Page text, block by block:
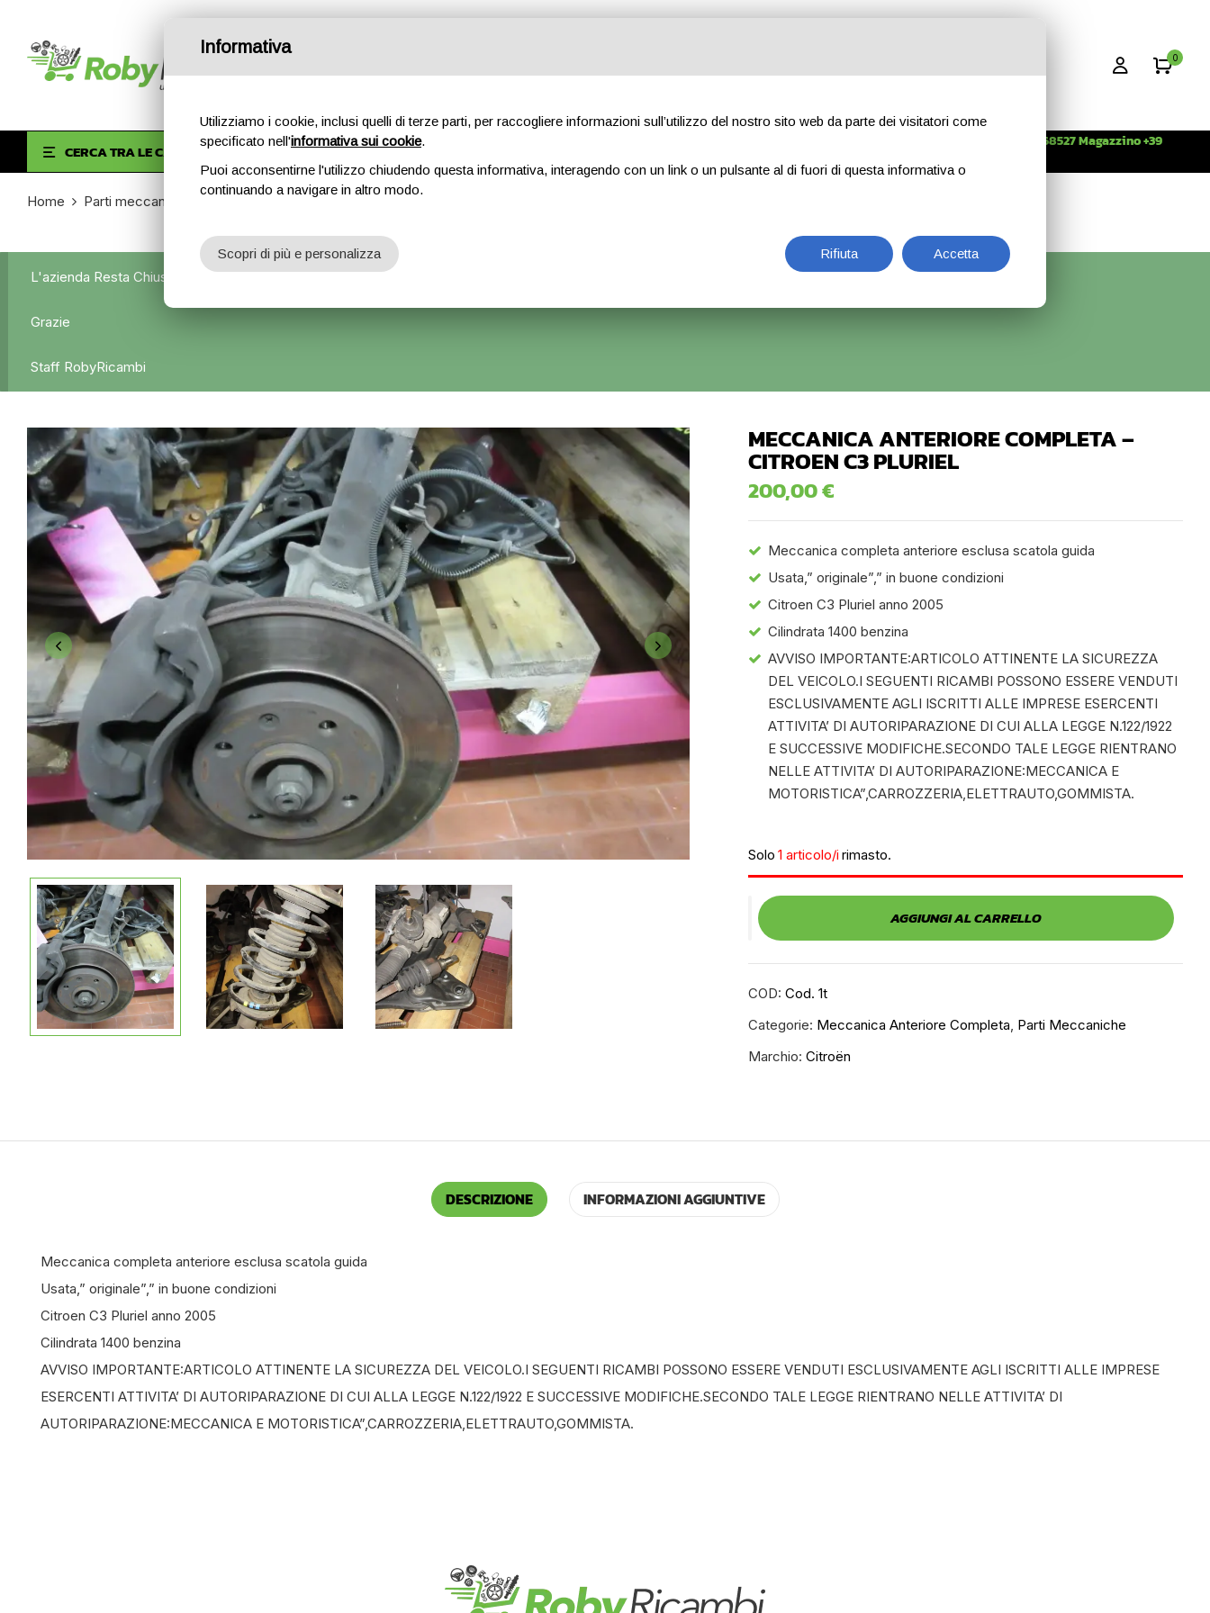
0
CERCA TRA LE CATEGORIE HOME
Info +39 3396268527 Magazzino +39
Home Parti meccaniche Meccanica anteriore completa
L'azienda Resta Chiusa Dal 5.08 Al 31.08 Qualsiasi Ordine Verrà Accettato Ma La Spedizione Ripartirà Dal 1 Settembre.
Grazie
Staff RobyRicambi
MECCANICA ANTERIORE COMPLETA –
CITROEN C3 PLURIEL
200,00€
Meccanica completa anteriore esclusa scatola guida
Usata,” originale”,” in buone condizioni
Citroen C3 Pluriel anno 2005
Cilindrata 1400 benzina
AVVISO IMPORTANTE:ARTICOLO ATTINENTE LA SICUREZZA
DEL VEICOLO.I SEGUENTI RICAMBI POSSONO ESSERE VENDUTI
ESCLUSIVAMENTE AGLI ISCRITTI ALLE IMPRESE ESERCENTI
ATTIVITA’ DI AUTORIPARAZIONE DI CUI ALLA LEGGE N.122/1922
E SUCCESSIVE MODIFICHE.SECONDO TALE LEGGE RIENTRANO
NELLE ATTIVITA’ DI AUTORIPARAZIONE:MECCANICA E
MOTORISTICA”,CARROZZERIA,ELETTRAUTO,GOMMISTA.
Solo 1 articolo/i rimasto.
AGGIUNGI AL CARRELLO
COD:Cod. 1t
Categorie: Meccanica Anteriore Completa Parti Meccaniche
Marchio:Citroën
DESCRIZIONE INFORMAZIONI AGGIUNTIVE
Meccanica completa anteriore esclusa scatola guida
Usata,” originale”,” in buone condizioni
Citroen C3 Pluriel anno 2005
Cilindrata 1400 benzina
AVVISO IMPORTANTE:ARTICOLO ATTINENTE LA SICUREZZA DEL VEICOLO.I SEGUENTI RICAMBI POSSONO ESSERE VENDUTI ESCLUSIVAMENTE AGLI ISCRITTI ALLE IMPRESE
ESERCENTI ATTIVITA’ DI AUTORIPARAZIONE DI CUI ALLA LEGGE N.122/1922 E SUCCESSIVE MODIFICHE.SECONDO TALE LEGGE RIENTRANO NELLE ATTIVITA’ DI
AUTORIPARAZIONE:MECCANICA E MOTORISTICA”,CARROZZERIA,ELETTRAUTO,GOMMISTA.
Informativa
Utilizziamo i cookie, inclusi quelli di terze parti, per raccogliere informazioni sull’utilizzo del nostro sito web da parte dei visitatori come
specificato nell'informativa sui cookie.
Puoi acconsentirne l'utilizzo chiudendo questa informativa, interagendo con un link o un pulsante al di fuori di questa informativa o
continuando a navigare in altro modo.
Rifiuta Accetta
Scopri di più e personalizza